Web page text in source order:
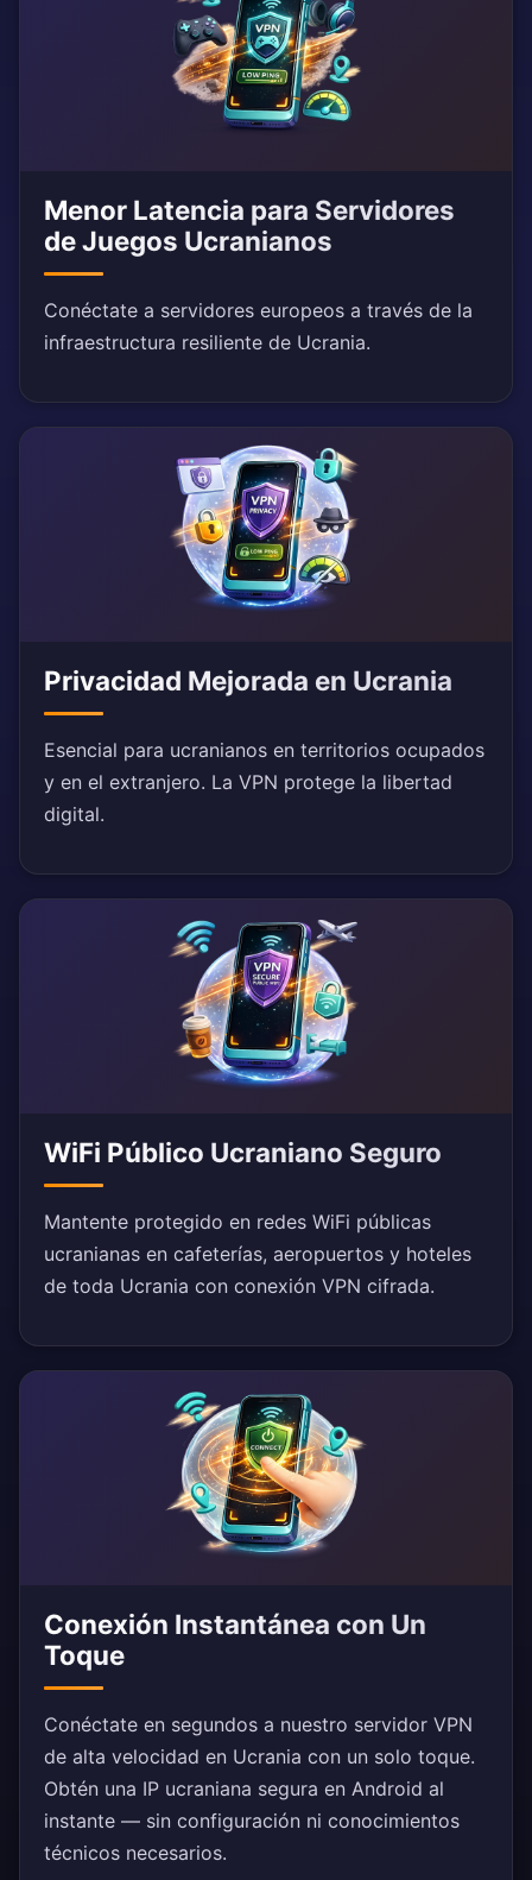
Menor Latencia para Servidores
de Juegos Ucranianos
Conéctate a servidores europeos a través de la
infraestructura resiliente de Ucrania.
Privacidad Mejorada en Ucrania
Esencial para ucranianos en territorios ocupados
y en el extranjero. La VPN protege la libertad
digital.
WiFi Público Ucraniano Seguro
Mantente protegido en redes WiFi públicas
ucranianas en cafeterías, aeropuertos y hoteles
de toda Ucrania con conexión VPN cifrada.
Conexión Instantánea con Un
Toque
Conéctate en segundos a nuestro servidor VPN
de alta velocidad en Ucrania con un solo toque.
Obtén una IP ucraniana segura en Android al
instante — sin configuración ni conocimientos
técnicos necesarios.